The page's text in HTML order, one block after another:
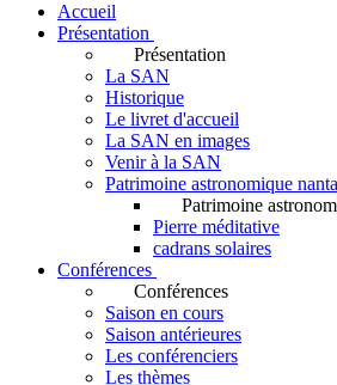
Accueil
Présentation
Présentation
La SAN
Historique
Le livret d'accueil
La SAN en images
Venir à la SAN
Patrimoine astronomique
Patrimoine
Pierre méditative
cadrans solaires
Conférences
Conférences
Saison en cours
Saison antérieures
Les conférenciers
Les thèmes